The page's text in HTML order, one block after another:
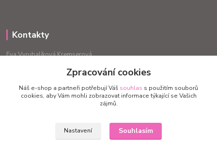
Kontakty
Eva Vyrubalíková Kremserová
info.radost@email.cz
Upravit sběr cookies.
Zpracování cookies
Náš e-shop a partneři potřebují Váš souhlas s použitím souborů
cookies, aby Vám mohli zobrazovat informace týkající se Vašich
zájmů.
Nastavení Souhlasím